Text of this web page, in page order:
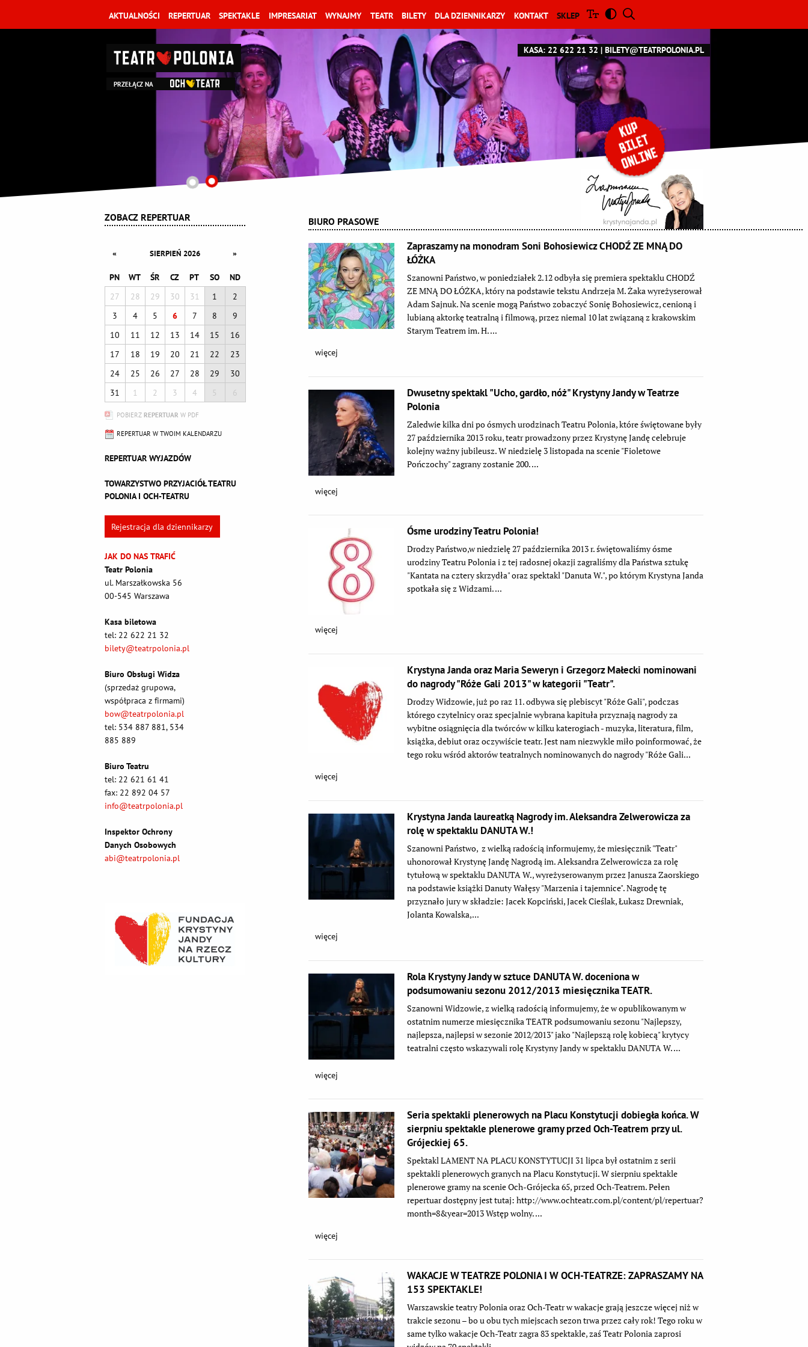
AKTUALNOŚCI REPERTUAR SPEKTAKLE IMPRESARIAT WYNAJMY TEATR BILETY DLA DZIENNIKARZY KONTAKT SKLEP
PRZEŁĄCZ NA
KASA: 22 622 21 32 BILETY@TEATRPOLONIA.PL
ZOBACZ REPERTUAR
« SIERPIEŃ 2026 »
PN WT ŚR CZ PT SO
ND
27
28 29 30 31 1
2
3
4 5 6 7 8
9
10
11 12 13 14 15
16
17
18 19 20 21 22
23
24
25 26 27 28 29
30
31
1 2 3 4 5 6
POBIERZ REPERTUAR W PDF
REPERTUAR W TWOIM KALENDARZU
REPERTUAR WYJAZDÓW
TOWARZYSTWO PRZYJACIÓŁ TEATRU
POLONIA I OCH-TEATRU
Rejestracja dla dziennikarzy
JAK DO NAS TRAFIĆ
Teatr Polonia
ul. Marszałkowska 56
00-545 Warszawa
Kasa biletowa
tel: 22 622 21 32
bilety@teatrpolonia.pl
Biuro Obsługi Widza
(sprzedaż grupowa,
współpraca z firmami)
bow@teatrpolonia.pl
tel: 534 887 881, 534
885 889
Biuro Teatru
tel: 22 621 61 41
fax: 22 892 04 57
info@teatrpolonia.pl
Inspektor Ochrony
Danych Osobowych
abi@teatrpolonia.pl
BIURO PRASOWE
Zapraszamy na monodram Soni Bohosiewicz CHODŹ ZE MNĄ DO
ŁÓŻKA
Szanowni Państwo, w poniedziałek 2.12 odbyła się premiera spektaklu CHODŹ
ZE MNĄ DO ŁÓŻKA, który na podstawie tekstu Andrzeja M. Żaka wyreżyserował
Adam Sajnuk. Na scenie mogą Państwo zobaczyć Sonię Bohosiewicz, cenioną i
lubianą aktorkę teatralną i filmową, przez niemal 10 lat związaną z krakowskim
Starym Teatrem im. H. ...
więcej
Dwusetny spektakl "Ucho, gardło, nóż" Krystyny Jandy w Teatrze
Polonia
Zaledwie kilka dni po ósmych urodzinach Teatru Polonia, które świętowane były
27 października 2013 roku, teatr prowadzony przez Krystynę Jandę celebruje
kolejny ważny jubileusz. W niedzielę 3 listopada na scenie "Fioletowe
Pończochy" zagrany zostanie 200. ...
więcej
Ósme urodziny Teatru Polonia!
Drodzy Państwo,w niedzielę 27 października 2013 r. świętowaliśmy ósme
urodziny Teatru Polonia i z tej radosnej okazji zagraliśmy dla Państwa sztukę
"Kantata na cztery skrzydła" oraz spektakl "Danuta W.", po którym Krystyna Janda
spotkała się z Widzami. ...
więcej
Krystyna Janda oraz Maria Seweryn i Grzegorz Małecki nominowani
do nagrody "Róże Gali 2013" w kategorii "Teatr".
Drodzy Widzowie, już po raz 11. odbywa się plebiscyt "Róże Gali", podczas
którego czytelnicy oraz specjalnie wybrana kapituła przyznają nagrody za
wybitne osiągnięcia dla twórców w kilku katerogiach - muzyka, literatura, film,
książka, debiut oraz oczywiście teatr. Jest nam niezwykle miło poinformować, że
tego roku wśród aktorów teatralnych nominowanych do nagrody "Róże Gali...
więcej
Krystyna Janda laureatką Nagrody im. Aleksandra Zelwerowicza za
rolę w spektaklu DANUTA W.!
Szanowni Państwo, z wielką radością informujemy, że miesięcznik "Teatr"
uhonorował Krystynę Jandę Nagrodą im. Aleksandra Zelwerowicza za rolę
tytułową w spektaklu DANUTA W., wyreżyserowanym przez Janusza Zaorskiego
na podstawie książki Danuty Wałęsy "Marzenia i tajemnice". Nagrodę tę
przyznało jury w składzie: Jacek Kopciński, Jacek Cieślak, Łukasz Drewniak,
Jolanta Kowalska,...
więcej
Rola Krystyny Jandy w sztuce DANUTA W. doceniona w
podsumowaniu sezonu 2012/2013 miesięcznika TEATR.
Szanowni Widzowie, z wielką radością informujemy, że w opublikowanym w
ostatnim numerze miesięcznika TEATR podsumowaniu sezonu "Najlepszy,
najlepsza, najlepsi w sezonie 2012/2013" jako "Najlepszą rolę kobiecą" krytycy
teatralni często wskazywali rolę Krystyny Jandy w spektaklu DANUTA W. ...
więcej
Seria spektakli plenerowych na Placu Konstytucji dobiegła końca. W
sierpniu spektakle plenerowe gramy przed Och-Teatrem przy ul.
Grójeckiej 65.
Spektakl LAMENT NA PLACU KONSTYTUCJI 31 lipca był ostatnim z serii
spektakli plenerowych granych na Placu Konstytucji. W sierpniu spektakle
plenerowe gramy na scenie Och-Grójecka 65, przed Och-Teatrem. Pełen
repertuar dostępny jest tutaj: http://www.ochteatr.com.pl/content/pl/repertuar?
month=8&year=2013 Wstęp wolny. ...
więcej
WAKACJE W TEATRZE POLONIA I W OCH-TEATRZE: ZAPRASZAMY NA
153 SPEKTAKLE!
Warszawskie teatry Polonia oraz Och-Teatr w wakacje grają jeszcze więcej niż w
trakcie sezonu – bo u obu tych miejscach sezon trwa przez cały rok! Tego roku w
same tylko wakacje Och-Teatr zagra 83 spektakle, zaś Teatr Polonia zaprosi